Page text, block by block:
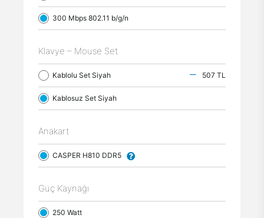
300 Mbps 802.11 b/g/n
Klavye – Mouse Set
Kablolu Set Siyah 507 TL
Kablosuz Set Siyah
Anakart
CASPER H810 DDR5
Güç Kaynağı
250 Watt